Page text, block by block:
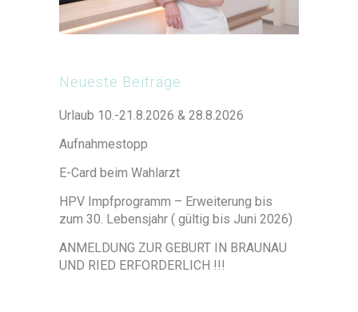
Neueste Beiträge
Urlaub 10.-21.8.2026 & 28.8.2026
Aufnahmestopp
E-Card beim Wahlarzt
HPV Impfprogramm – Erweiterung bis
zum 30. Lebensjahr ( gültig bis Juni 2026)
ANMELDUNG ZUR GEBURT IN BRAUNAU
UND RIED ERFORDERLICH !!!